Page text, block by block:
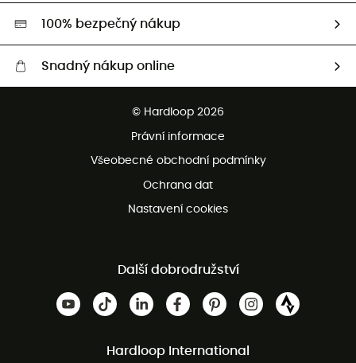
HardGreen
100% bezpečný nákup
Snadný nákup online
Bezplatné vrácení do 100 dnů
Bezplatná zákaznická služba
© Hardloop 2026
Právní informace
Všeobecné obchodní podmínky
Ochrana dat
Nastavení cookies
Další dobrodružství
Hardloop International